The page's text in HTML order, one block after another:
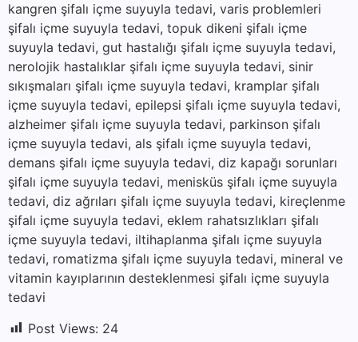
kangren şifalı içme suyuyla tedavi, varis problemleri
şifalı içme suyuyla tedavi, topuk dikeni şifalı içme
suyuyla tedavi, gut hastalığı şifalı içme suyuyla tedavi,
nerolojik hastalıklar şifalı içme suyuyla tedavi, sinir
sıkışmaları şifalı içme suyuyla tedavi, kramplar şifalı
içme suyuyla tedavi, epilepsi şifalı içme suyuyla tedavi,
alzheimer şifalı içme suyuyla tedavi, parkinson şifalı
içme suyuyla tedavi, als şifalı içme suyuyla tedavi,
demans şifalı içme suyuyla tedavi, diz kapağı sorunları
şifalı içme suyuyla tedavi, menisküs şifalı içme suyuyla
tedavi, diz ağrıları şifalı içme suyuyla tedavi, kireçlenme
şifalı içme suyuyla tedavi, eklem rahatsızlıkları şifalı
içme suyuyla tedavi, iltihaplanma şifalı içme suyuyla
tedavi, romatizma şifalı içme suyuyla tedavi, mineral ve
vitamin kayıplarının desteklenmesi şifalı içme suyuyla
tedavi
Post Views: 24